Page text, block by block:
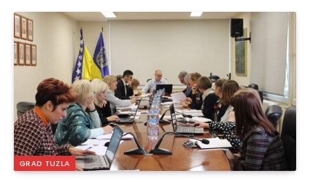
GRAD TUZLA